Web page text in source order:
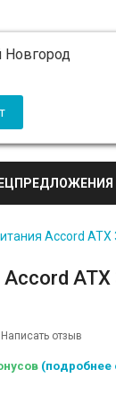
Accord
Accord
Написать отзыв
(подробнее